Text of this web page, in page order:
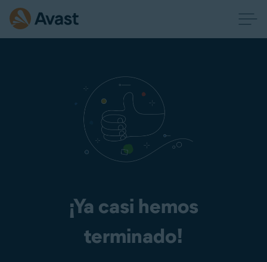
¡Ya casi hemos
terminado!